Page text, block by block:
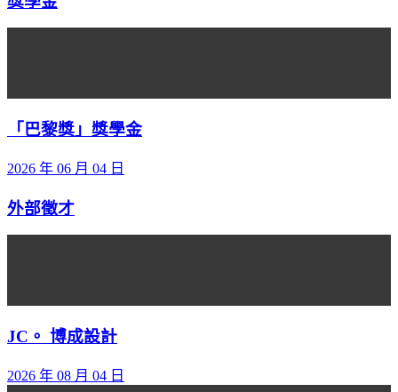
「巴黎獎」獎學金
2026 年 06 月 04 日
外部徵才
JC。 博成設計
2026 年 08 月 04 日